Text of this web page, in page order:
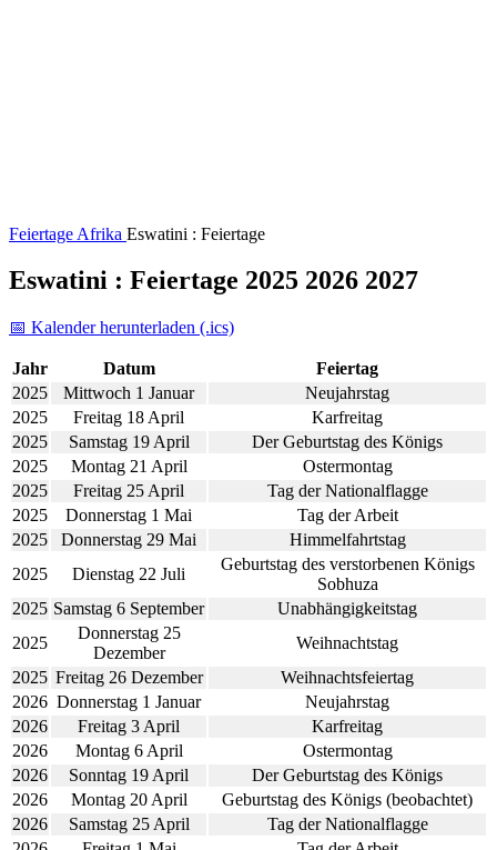
Feiertage Afrika Eswatini : Feiertage
Eswatini : Feiertage 2025 2026 2027
📅 Kalender herunterladen (.ics)
Jahr Datum
Feiertag
2025
Mittwoch 1 Januar
Neujahrstag
2025
Freitag 18 April
Karfreitag
2025
Samstag 19 April
Der Geburtstag des Königs
2025
Montag 21 April
Ostermontag
2025
Freitag 25 April
Tag der Nationalflagge
2025
Donnerstag 1 Mai
Tag der Arbeit
2025
Donnerstag 29 Mai
Himmelfahrtstag
2025
Dienstag 22 Juli
Geburtstag des verstorbenen Königs
Sobhuza
2025 Samstag 6 September
Unabhängigkeitstag
2025
Donnerstag 25
Dezember
Weihnachtstag
2025 Freitag 26 Dezember
Weihnachtsfeiertag
2026 Donnerstag 1 Januar
Neujahrstag
2026
Freitag 3 April
Karfreitag
2026
Montag 6 April
Ostermontag
2026
Sonntag 19 April
Der Geburtstag des Königs
2026
Montag 20 April
Geburtstag des Königs (beobachtet)
2026
Samstag 25 April
Tag der Nationalflagge